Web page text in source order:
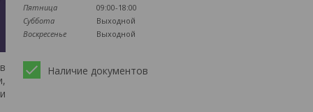
Пятница
09:00-18:00
Суббота
Выходной
Воскресенье
Выходной
Наличие документов